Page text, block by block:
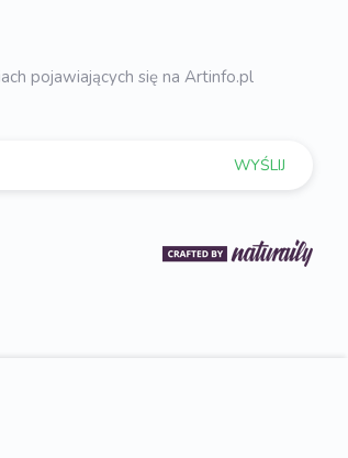
pojawiających się na Artinfo.pl
WYŚLIJ